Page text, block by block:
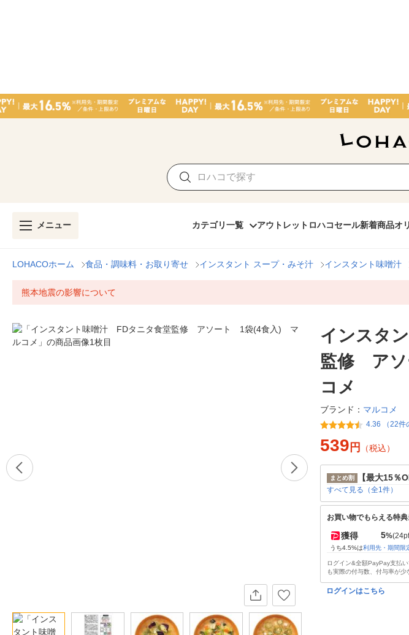
メニュー カテゴリ一覧 アウトレット ロハコセール新着商品オ
LOHACOホーム 食品・調味料・お取り寄せ インスタント スープ・みそ汁 インスタント味噌汁
熊本地震の影響について
インスタ
監修 ア
コメ
ブランド： マルコメ
4.36 （22件
539 円 （税込）
まとめ割 【最大15％
すべて見る（全1件）
お買い物でもらえる特典
獲得 5%
うち4.5%は利用先・期間限
ログイン&全額PayPay支払
も実際の付与数、付与率が少
ログインはこちら